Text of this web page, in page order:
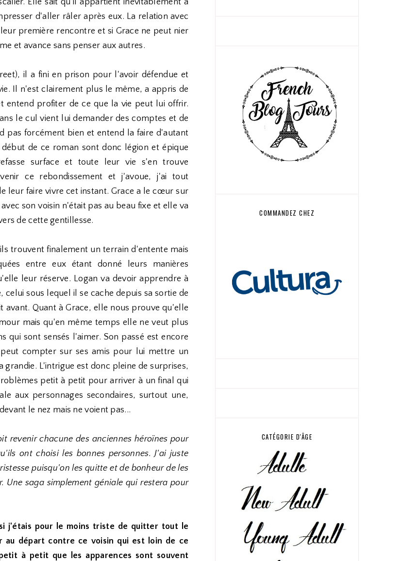
Elle sait qu'il appartient inévitablement à
d'aller râler après eux. La relation avec
première rencontre et si Grace ne peut nier
et avance sans penser aux autres.
il a fini en prison pour l'avoir défendue et
Il n'est clairement plus le même, a appris de
entend profiter de ce que la vie peut lui offrir.
le cul vient lui demander des comptes et de
pas forcément bien et entend la faire d'autant
de ce roman sont donc légion et épique
surface et toute leur vie s'en trouve
ce rebondissement et j'avoue, j'ai tout
leur faire vivre cet instant. Grace a le cœur sur
son voisin n'était pas au beau fixe et elle va
de cette gentillesse.
trouvent finalement un terrain d'entente mais
entre eux étant donné leurs manières
leur réserve. Logan va devoir apprendre à
sous lequel il se cache depuis sa sortie de
Quant à Grace, elle nous prouve qu'elle
mais qu'en même temps elle ne veut plus
qui sont sensés l'aimer. Son passé est encore
compter sur ses amis pour lui mettre un
L'intrigue est donc pleine de surprises,
petit à petit pour arriver à un final qui
aux personnages secondaires, surtout une,
le nez mais ne voient pas...
revenir chacune des anciennes héroïnes pour
ont choisi les bonnes personnes. J'ai juste
puisqu'on les quitte et de bonheur de les
Une saga simplement géniale qui restera pour
j'étais pour le moins triste de quitter tout le
au départ contre ce voisin qui est loin de ce
à petit que les apparences sont souvent
COMMANDEZ CHEZ
CATÉGORIE D'ÂGE